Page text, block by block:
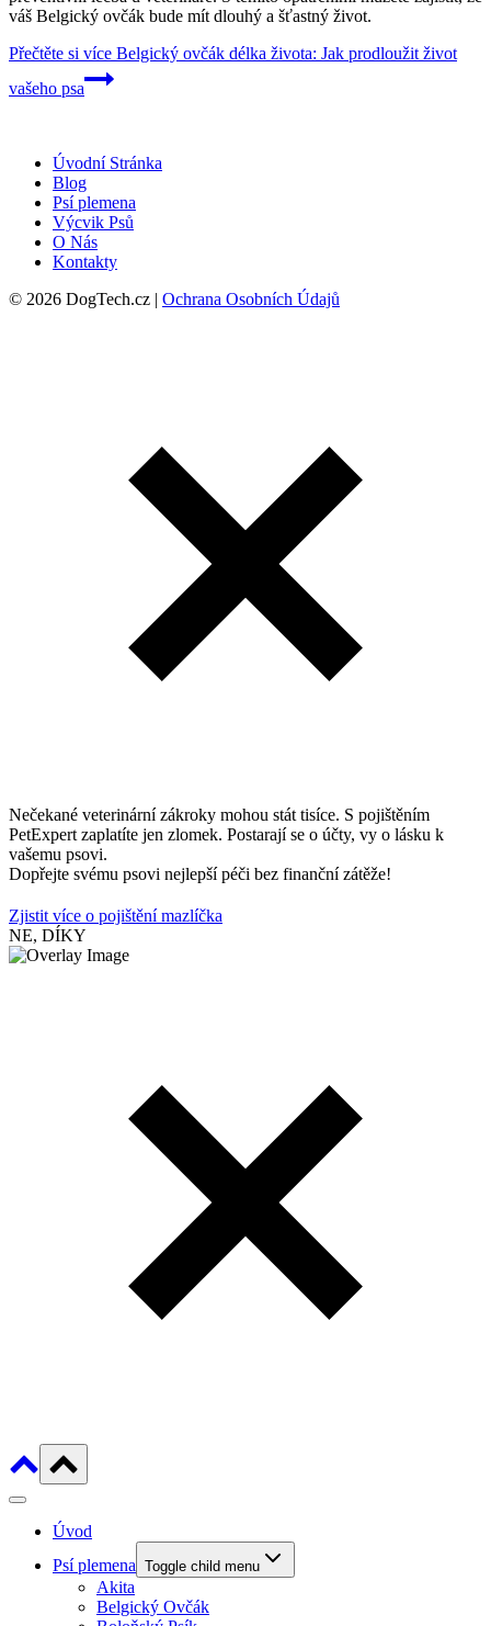
váš Belgický ovčák bude mít dlouhý a šťastný život.
Přečtěte si více Belgický ovčák délka života: Jak prodloužit život
vašeho psa
Úvodní Stránka
Blog
Psí plemena
Výcvik Psů
O Nás
Kontakty
© 2026 DogTech.cz | Ochrana Osobních Údajů
Nečekané veterinární zákroky mohou stát tisíce. S pojištěním
PetExpert zaplatíte jen zlomek. Postarají se o účty, vy o lásku k
vašemu psovi.
Dopřejte svému psovi nejlepší péči bez finanční zátěže!
Zjistit více o pojištění mazlíčka
NE, DÍKY
Úvod
Psí plemena Toggle child menu
Akita
Belgický Ovčák